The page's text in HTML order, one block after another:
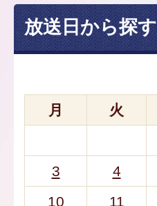
放送日から探す
月 火
3 4
10
11